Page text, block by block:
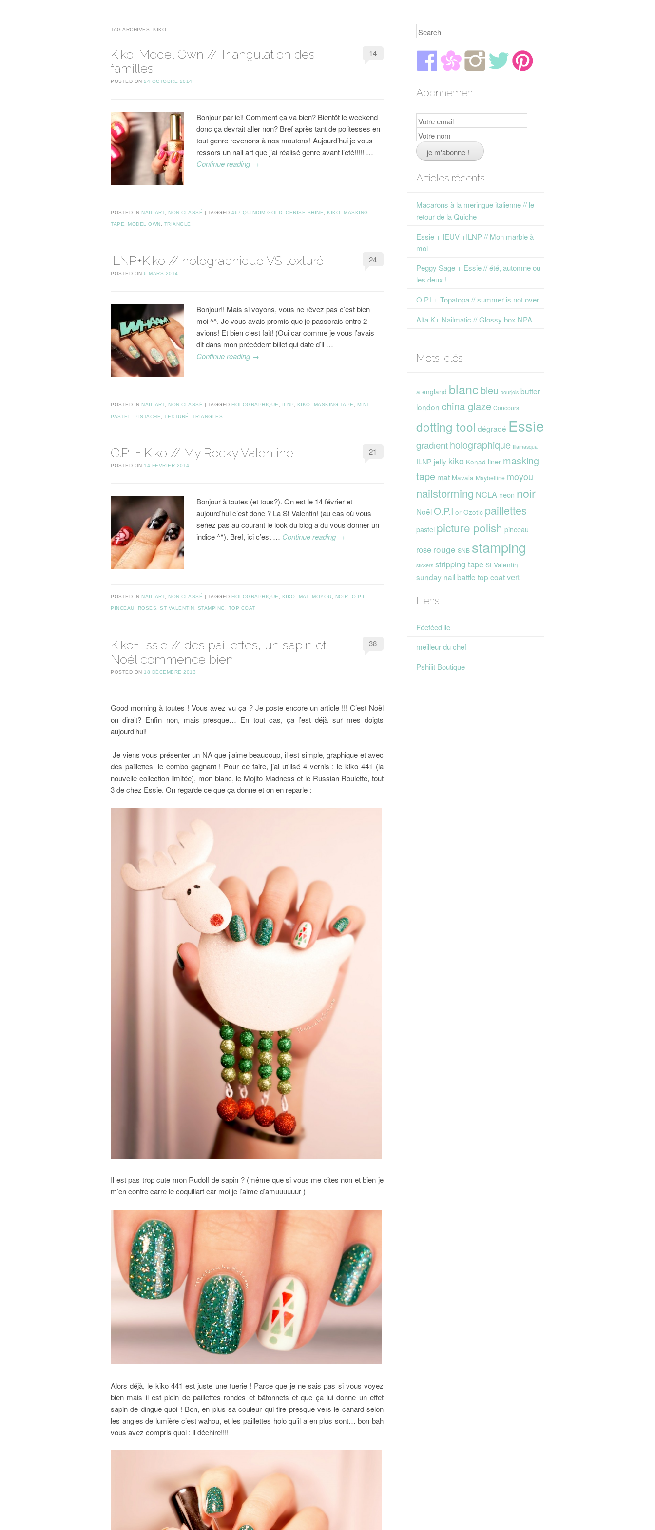
TAG ARCHIVES: KIKO
Kiko+Model Own // Triangulation des
familles
POSTED ON 24 OCTOBRE 2014
14
Bonjour par ici! Comment ça va bien? Bientôt le weekend
donc ça devrait aller non? Bref après tant de politesses en
tout genre revenons à nos moutons! Aujourd’hui je vous
ressors un nail art que j’ai réalisé genre avant l’été!!!!! …
Continue reading →
POSTED IN NAIL ART, NON CLASSÉ TAGGED 467 QUINDIM GOLD CERISE SHINE KIKO MASKING
TAPE MODEL OWN TRIANGLE
ILNP+Kiko // holographique VS texturé
POSTED ON 6 MARS 2014
24
Bonjour!! Mais si voyons, vous ne rêvez pas c’est bien
moi ^^. Je vous avais promis que je passerais entre 2
avions! Et bien c’est fait! (Oui car comme je vous l’avais
dit dans mon précédent billet qui date d’il …
Continue reading →
POSTED IN NAIL ART, NON CLASSÉ TAGGED HOLOGRAPHIQUE ILNP KIKO MASKING TAPE MINT,
PASTEL PISTACHE TEXTURÉ TRIANGLES
O.P.I + Kiko // My Rocky Valentine
POSTED ON 14 FÉVRIER 2014
21
Bonjour à toutes (et tous?). On est le 14 février et
aujourd’hui c’est donc ? La St Valentin! (au cas où vous
seriez pas au courant le look du blog a du vous donner un
indice ^^). Bref, ici c’est … Continue reading →
POSTED IN NAIL ART, NON CLASSÉ TAGGED HOLOGRAPHIQUE , KIKO, MAT, MOYOU, NOIR, O.P.I ,
PINCEAU, ROSES, ST VALENTIN , STAMPING , TOP COAT
Kiko+Essie // des paillettes, un sapin et
Noël commence bien !
POSTED ON 18 DÉCEMBRE 2013
38
Good morning à toutes ! Vous avez vu ça ? Je poste encore un article !!! C’est Noël
on dirait? Enfin non, mais presque… En tout cas, ça l’est déjà sur mes doigts
aujourd’hui!
Je viens vous présenter un NA que j’aime beaucoup, il est simple, graphique et avec
des paillettes, le combo gagnant ! Pour ce faire, j’ai utilisé 4 vernis : le kiko 441 (la
nouvelle collection limitée), mon blanc, le Mojito Madness et le Russian Roulette, tout
3 de chez Essie. On regarde ce que ça donne et on en reparle :
Il est pas trop cute mon Rudolf de sapin ? (même que si vous me dites non et bien je
m’en contre carre le coquillart car moi je l’aime d’amuuuuuur )
Alors déjà, le kiko 441 est juste une tuerie ! Parce que je ne sais pas si vous voyez
bien mais il est plein de paillettes rondes et bâtonnets et que ça lui donne un effet
sapin de dingue quoi ! Bon, en plus sa couleur qui tire presque vers le canard selon
les angles de lumière c’est wahou, et les paillettes holo qu’il a en plus sont… bon bah
vous avez compris quoi : il déchire!!!!
Search
Abonnement
Articles récents
Macarons à la meringue italienne // le
retour de la Quiche
Essie + IEUV +ILNP // Mon marble à
moi
Peggy Sage + Essie // été, automne ou
les deux !
O.P.I + Topatopa // summer is not over
Alfa K+ Nailmatic // Glossy box NPA
Mots-clés
a england blanc bleu bourjois butter
london china glaze Concours
dotting tool dégradé Essie
gradientholographique Illamasqua
ILNP jelly kiko Konad liner masking
tape mat Mavala Maybelline moyou
nailstorming NCLA neon noir
NoëlO.P.I or Ozotic paillettes
pastel picture polish pinceau
rose rouge SNB stamping
stickers stripping tape St Valentin
sunday nail battle top coatvert
Liens
Féeféedille
meilleur du chef
Pshiiit Boutique